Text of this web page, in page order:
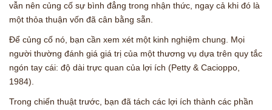
vẫn nên củng cố sự bình đẳng trong nhận thức, ngay cả khi đó là
một thỏa thuận vốn đã cân bằng sẵn.
Để củng cố nó, bạn cần xem xét một kinh nghiệm chung. Mọi
người thường đánh giá giá trị của một thương vụ dựa trên quy tắc
ngón tay cái: độ dài trực quan của lợi ích (Petty & Cacioppo,
1984).
Trong chiến thuật trước, bạn đã tách các lợi ích thành các phần